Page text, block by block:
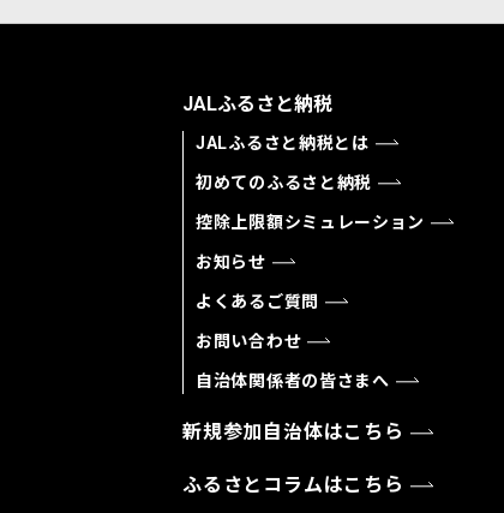
JALふるさと納税
JALふるさと納税とは
初めてのふるさと納税
控除上限額シミュレーション
お知らせ
よくあるご質問
お問い合わせ
自治体関係者の皆さまへ
新規参加自治体はこちら
ふるさとコラムはこちら